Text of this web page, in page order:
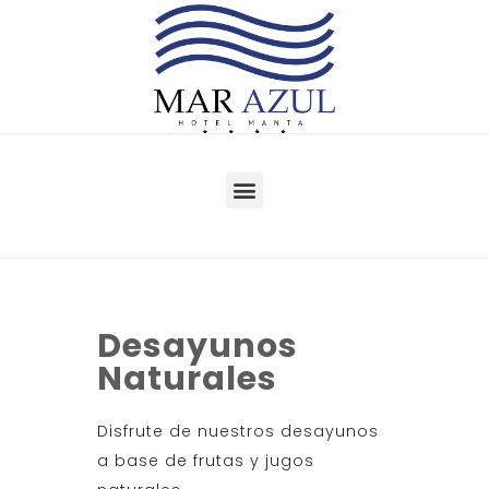
Desayunos
Naturales
Disfrute de nuestros desayunos
a base de frutas y jugos